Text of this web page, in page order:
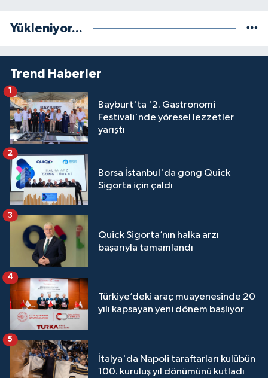
Yükleniyor...
Trend Haberler
Bayburt'ta '2. Gastronomi
Festivali'nde yöresel lezzetler
yarıştı
1
Borsa İstanbul'da gong Quick
Sigorta için çaldı
2
Quick Sigorta’nın halka arzı
başarıyla tamamlandı
3
Türkiye’deki araç muayenesinde 20
yılı kapsayan yeni dönem başlıyor
4
İtalya'da Napoli taraftarları kulübün
100. kuruluş yıl dönümünü kutladı
5